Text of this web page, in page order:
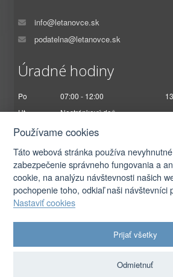
info@letanovce.sk
podatelna@letanovce.sk
Úradné hodiny
Po 07:00 - 12:00
Ut
Nestránkový deň
St
07:00 - 12:00
Pi
07:00 - 12:30
Ochrana osobných údajov|
Používame cookies
Táto webová stránka používa
zabezpečenie správneho fungovania a
cookie, na analýzu návštevnosti našich
pochopenie toho, odkiaľ naši návštevníci
Nastaviť cookies
Prijať všetky
Odmietnuť